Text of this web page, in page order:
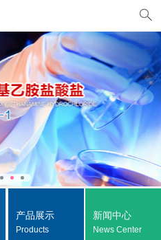
产品展示
Products
新闻中心
News Center